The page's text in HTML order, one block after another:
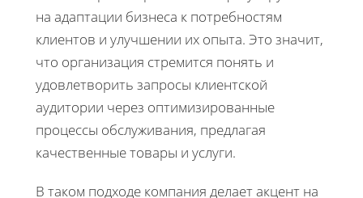
на адаптации бизнеса к потребностям
клиентов и улучшении их опыта. Это значит,
что организация стремится понять и
удовлетворить запросы клиентской
аудитории через оптимизированные
процессы обслуживания, предлагая
качественные товары и услуги.
В таком подходе компания делает акцент на